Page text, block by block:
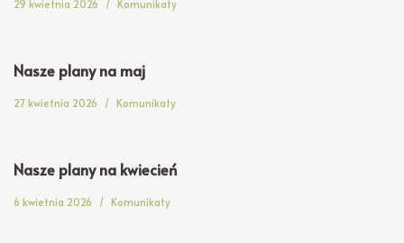
29 kwietnia 2026 Komunikaty
Nasze plany na maj
27 kwietnia 2026 Komunikaty
Nasze plany na kwiecień
6 kwietnia 2026 Komunikaty